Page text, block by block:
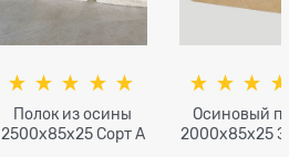
Полок из осины
2500x85x25 Сорт А
Осиновый
2000x85x25